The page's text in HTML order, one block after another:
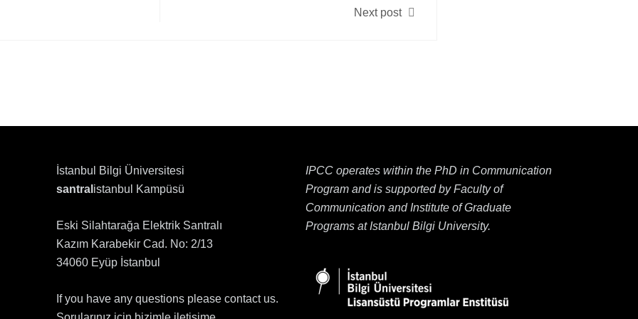
Next post
İstanbul Bilgi Üniversitesi
santral istanbul Kampüsü
Eski Silahtarağa Elektrik Santralı
Kazım Karabekir Cad. No: 2/13
34060 Eyüp İstanbul
If you have any questions please contact us.
IPCC operates within the PhD in Communication
Program and is supported by Faculty of
Communication and Institute of Graduate
Programs at Istanbul Bilgi University.